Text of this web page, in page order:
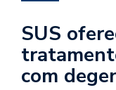
SUS
com